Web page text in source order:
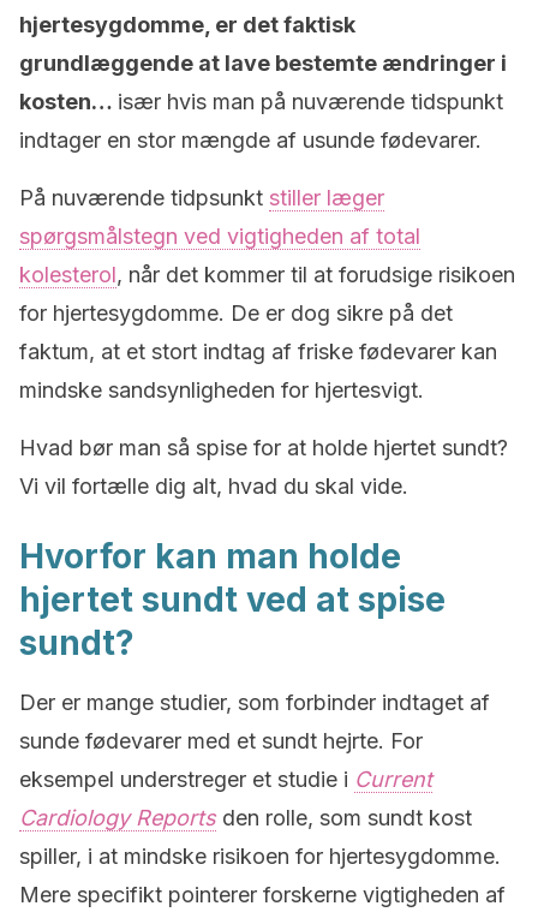
hjertesygdomme, er det faktisk
grundlæggende at lave bestemte ændringer i
kosten… især hvis man på nuværende tidspunkt
indtager en stor mængde af usunde fødevarer.
På nuværende tidpsunkt stiller læger
spørgsmålstegn ved vigtigheden af total
kolesterol, når det kommer til at forudsige risikoen
for hjertesygdomme. De er dog sikre på det
faktum, at et stort indtag af friske fødevarer kan
mindske sandsynligheden for hjertesvigt.
Hvad bør man så spise for at holde hjertet sundt?
Vi vil fortælle dig alt, hvad du skal vide.
Hvorfor kan man holde
hjertet sundt ved at spise
sundt?
Der er mange studier, som forbinder indtaget af
sunde fødevarer med et sundt hejrte. For
eksempel understreger et studie i Current
Cardiology Reports den rolle, som sundt kost
spiller, i at mindske risikoen for hjertesygdomme.
Mere specifikt pointerer forskerne vigtigheden af